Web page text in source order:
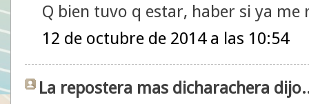
Q bien tuvo q estar, haber si ya
12 de octubre de 2014 a las 10:54
La repostera mas dicharachera